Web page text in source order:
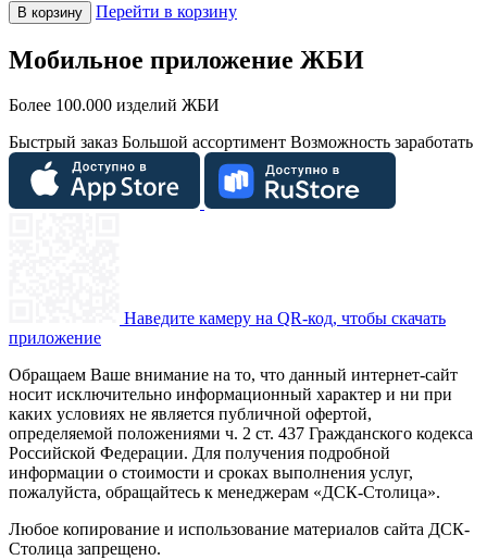
В корзину Перейти в корзину
Мобильное приложение ЖБИ
Более 100.000 изделий ЖБИ
Быстрый заказ Большой ассортимент Возможность заработать
Наведите камеру на QR-код, чтобы скачать
приложение
Обращаем Ваше внимание на то, что данный интернет-сайт
носит исключительно информационный характер и ни при
каких условиях не является публичной офертой,
определяемой положениями ч. 2 ст. 437 Гражданского кодекса
Российской Федерации. Для получения подробной
информации о стоимости и сроках выполнения услуг,
пожалуйста, обращайтесь к менеджерам «ДСК-Столица».
Любое копирование и использование материалов сайта ДСК-
Столица запрещено.